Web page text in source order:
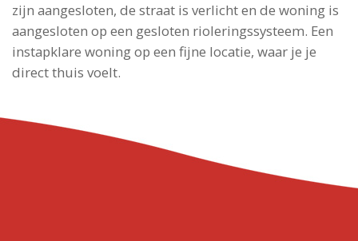
zijn aangesloten, de straat is verlicht en de woning is
aangesloten op een gesloten rioleringssysteem. Een
instapklare woning op een fijne locatie, waar je je
direct thuis voelt.